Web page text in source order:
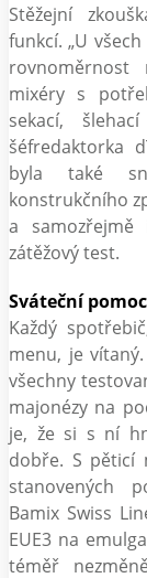
Stěžejní
funkcí. „U
rovnoměrnost
mixéry s
sekací,
šéfredaktorka
byla také
konstrukčního
a samozřejmě
zátěžový test.
Sváteční
Každý
menu, je
všechny
majonézy na
je, že si s ní
dobře. S pěticí
stanovených
Bamix Swiss
EUE3 na
téměř